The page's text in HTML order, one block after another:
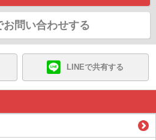
お問い合わせする
LINEで共有する